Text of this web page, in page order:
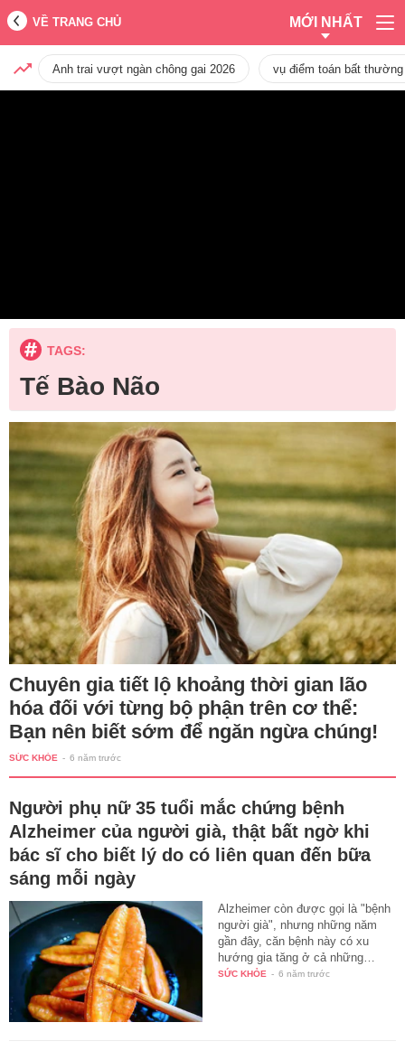
VỀ TRANG CHỦ MỚI NHẤT
Anh trai vượt ngàn chông gai 2026 vụ điểm toán bất
TAGS:
Tế Bào Não
Chuyên gia tiết lộ khoảng thời gian lão
hóa đối với từng bộ phận trên cơ thể:
Bạn nên biết sớm để ngăn ngừa chúng!
SỨC KHỎE - 6 năm trước
Người phụ nữ 35 tuổi mắc chứng bệnh
Alzheimer của người già, thật bất ngờ khi
bác sĩ cho biết lý do có liên quan đến bữa
sáng mỗi ngày
Alzheimer còn được gọi là "bệnh
người già", nhưng những năm
gần đây, căn bệnh này có xu
hướng gia tăng ở cả những…
SỨC KHỎE - 6 năm trước